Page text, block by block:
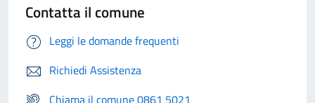
Contatta il comune
Leggi le domande frequenti
Richiedi Assistenza